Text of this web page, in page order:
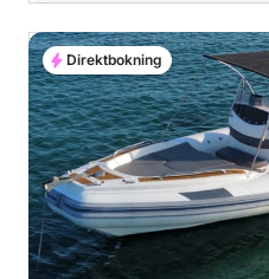
Direktbokning